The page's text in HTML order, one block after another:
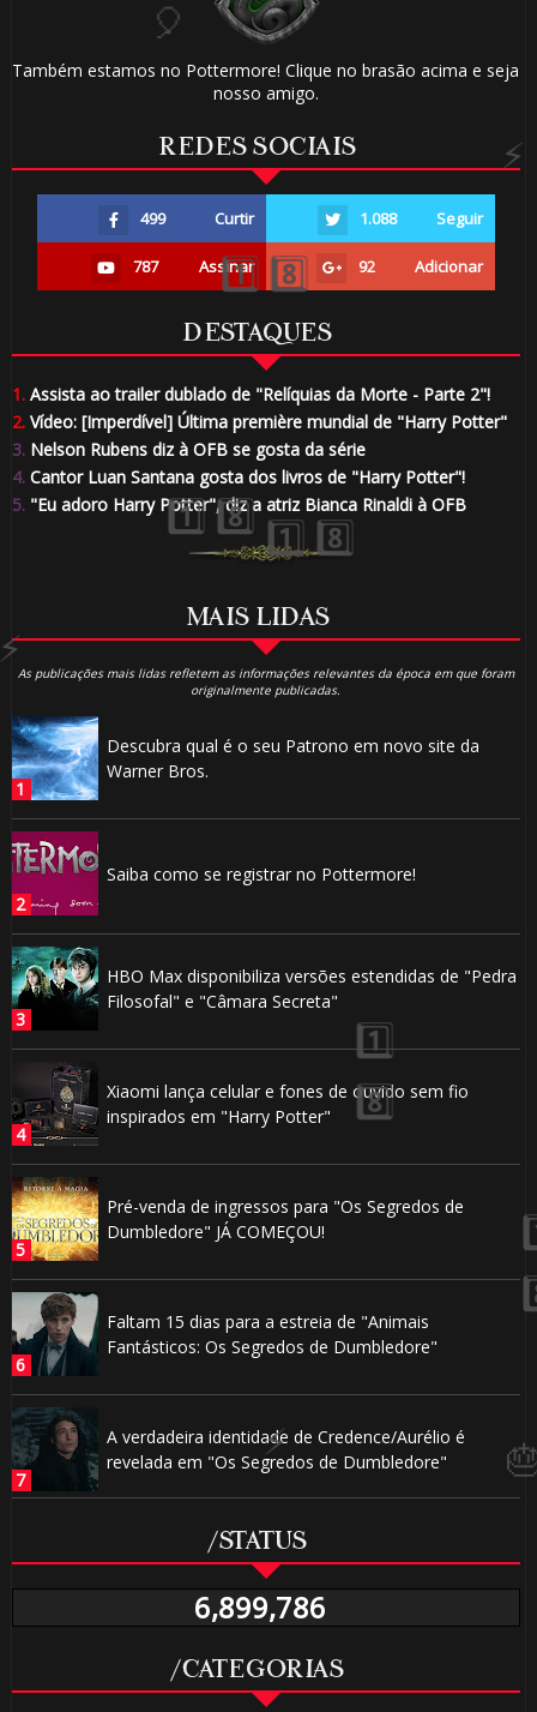
Também estamos no Pottermore! Clique no brasão acima e seja
nosso amigo.
REDES SOCIAIS
499 Curtir 1.088 Seguir
787 Assinar 92 Adicionar
DESTAQUES
1.Assista ao trailer dublado de "Relíquias da Morte - Parte 2"!
2.Vídeo: [Imperdível] Última première mundial de "Harry Potter"
3.Nelson Rubens diz à OFB se gosta da série
4.Cantor Luan Santana gosta dos livros de "Harry Potter"!
5."Eu adoro Harry Potter", diz a atriz Bianca Rinaldi à OFB
MAIS LIDAS
As publicações mais lidas refletem as informações relevantes da época em que foram
originalmente publicadas.
Descubra qual é o seu Patrono em novo site da
Warner Bros.
Saiba como se registrar no Pottermore!
HBO Max disponibiliza versões estendidas de "Pedra
Filosofal" e "Câmara Secreta"
Xiaomi lança celular e fones de ouvido sem fio
inspirados em "Harry Potter"
Pré-venda de ingressos para "Os Segredos de
Dumbledore" JÁ COMEÇOU!
Faltam 15 dias para a estreia de "Animais
Fantásticos: Os Segredos de Dumbledore"
A verdadeira identidade de Credence/Aurélio é
revelada em "Os Segredos de Dumbledore"
/STATUS
6,899,786
/CATEGORIAS
🎂
1️⃣ 8️⃣ 1️⃣ 8️⃣
🎈
⚡
1️⃣ 8️⃣
🎂